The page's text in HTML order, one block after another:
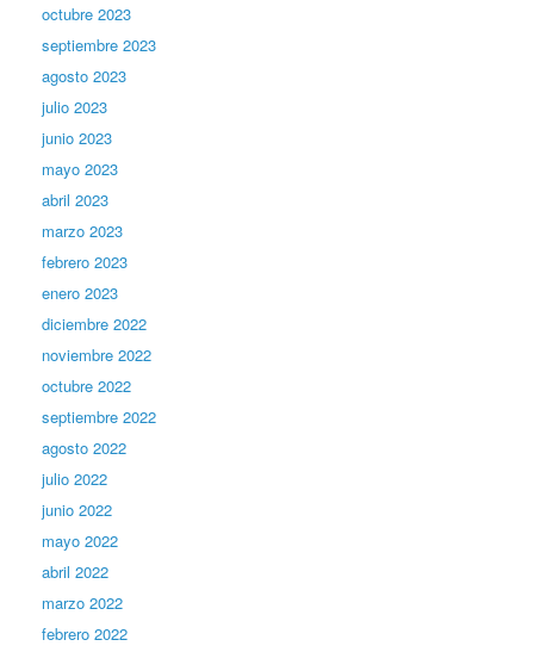
octubre 2023
septiembre 2023
agosto 2023
julio 2023
junio 2023
mayo 2023
abril 2023
marzo 2023
febrero 2023
enero 2023
diciembre 2022
noviembre 2022
octubre 2022
septiembre 2022
agosto 2022
julio 2022
junio 2022
mayo 2022
abril 2022
marzo 2022
febrero 2022